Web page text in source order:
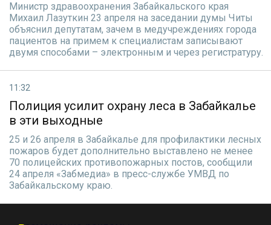
Министр здравоохранения Забайкальского края
Михаил Лазуткин 23 апреля на заседании думы Читы
объяснил депутатам, зачем в медучреждениях города
пациентов на примем к специалистам записывают
двумя способами – электронным и через регистратуру.
11:32
Полиция усилит охрану леса в Забайкалье
в эти выходные
25 и 26 апреля в Забайкалье для профилактики лесных
пожаров будет дополнительно выставлено не менее
70 полицейских противопожарных постов, сообщили
24 апреля «Забмедиа» в пресс-службе УМВД по
Забайкальскому краю.